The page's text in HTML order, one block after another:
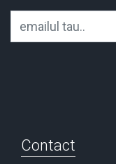
Contact